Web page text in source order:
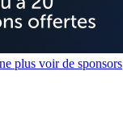
plus voir de sponsors